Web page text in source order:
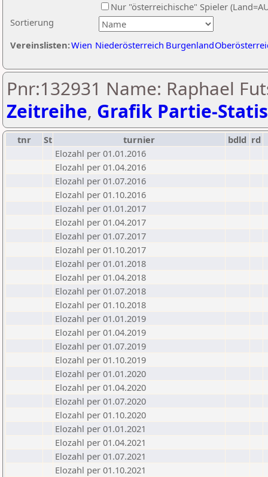
Sortierung
Nur "österreichische" Spieler
Vereinslisten:Wien Niederösterreich Burgenland
Pnr:132931 Name: Raphael
Zeitreihe, Grafik Partie-
tnr St turnier bdld rd
Elozahl per 01.01.2016
Elozahl per 01.04.2016
Elozahl per 01.07.2016
Elozahl per 01.10.2016
Elozahl per 01.01.2017
Elozahl per 01.04.2017
Elozahl per 01.07.2017
Elozahl per 01.10.2017
Elozahl per 01.01.2018
Elozahl per 01.04.2018
Elozahl per 01.07.2018
Elozahl per 01.10.2018
Elozahl per 01.01.2019
Elozahl per 01.04.2019
Elozahl per 01.07.2019
Elozahl per 01.10.2019
Elozahl per 01.01.2020
Elozahl per 01.04.2020
Elozahl per 01.07.2020
Elozahl per 01.10.2020
Elozahl per 01.01.2021
Elozahl per 01.04.2021
Elozahl per 01.07.2021
Elozahl per 01.10.2021